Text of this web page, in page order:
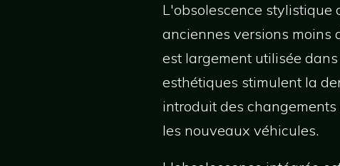
L'obsolescence stylistique
anciennes versions moins
est largement utilisée
esthétiques stimulent la
introduit des
les nouveaux véhicules.